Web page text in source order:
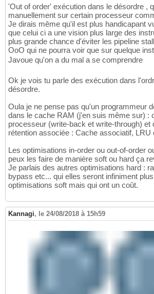
'Out of order' exécution dans le désordre ,
manuellement sur certain processeur
Je dirais même qu'il est plus handicapant
que celui ci a une vision plus large des
plus grande chance d'éviter les pipeline
OoO qui ne pourra voir que sur quelque
Javoue qu'on a du mal a se comprendre
Ok je vois tu parle des exécution dans
désordre.
Oula je ne pense pas qu'un programmeur
dans le cache RAM (j'en suis même sur) :
processeur (write-back et write-through) et
rétention associée : Cache associatif, LRU
Les optimisations in-order ou out-of-order
peux les faire de manière soft ou hard ça
Je parlais des autres optimisations hard :
bypass etc... qui elles seront infiniment
optimisations soft mais qui ont un coût.
Kannagi, le 24/08/2018 à 15h59